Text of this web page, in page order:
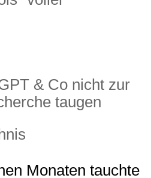
& Co nicht zur
taugen
Monaten tauchte